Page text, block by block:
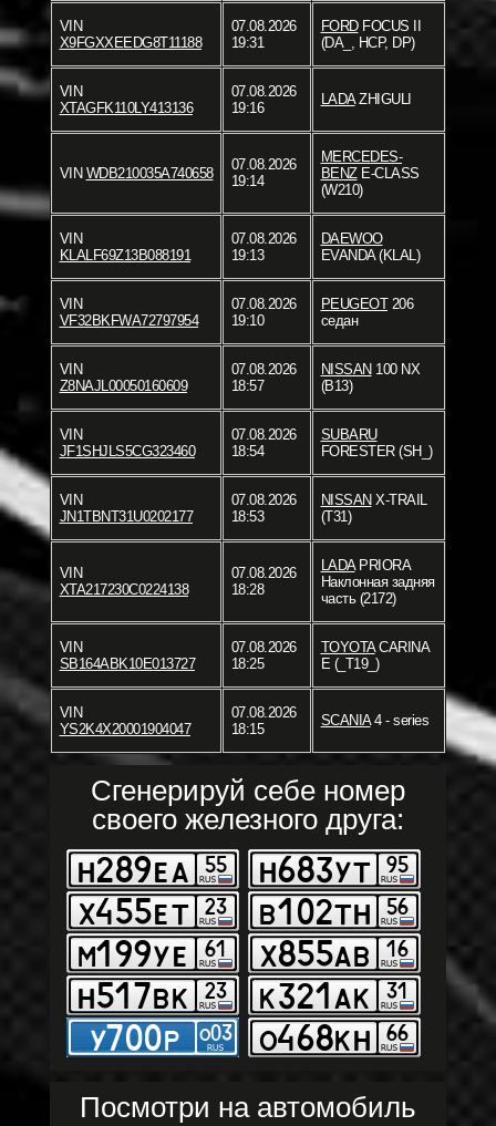
VIN
X9FGXXEEDG8T11188
07.08.2026
19:31
FORDFOCUS II
(DA_, HCP, DP)
VIN
XTAGFK110LY413136
07.08.2026
19:16
LADAZHIGULI
VIN WDB210035A740658
07.08.2026
19:14
MERCEDES-
BENZE-CLASS
(W210)
VIN
KLALF69Z13B088191
07.08.2026
19:13
DAEWOO
EVANDA (KLAL)
VIN
VF32BKFWA72797954
07.08.2026
19:10
PEUGEOT206
седан
VIN
Z8NAJL00050160609
07.08.2026
18:57
NISSAN 100 NX
(B13)
VIN
JF1SHJLS5CG323460
07.08.2026
18:54
SUBARU
FORESTER (SH_)
VIN
JN1TBNT31U0202177
07.08.2026
18:53
NISSAN X-TRAIL
(T31)
VIN
XTA217230C0224138
07.08.2026
18:28
LADAPRIORA
Наклонная задняя
часть (2172)
VIN
SB164ABK10E013727
07.08.2026
18:25
TOYOTACARINA
E (_T19_)
VIN
YS2K4X20001904047
07.08.2026
18:15
SCANIA4 - series
Сгенерируй себе номер
своего железного друга:
Посмотри на автомобиль